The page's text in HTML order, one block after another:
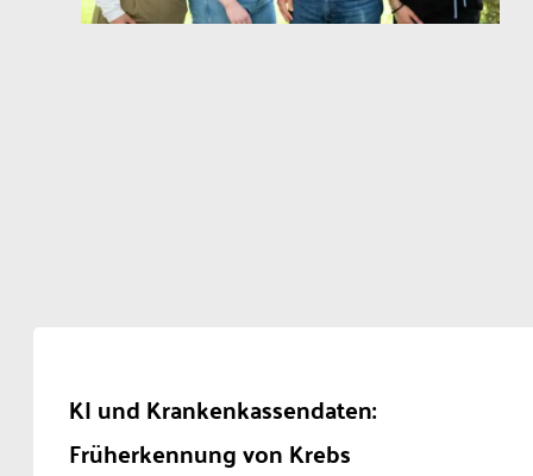
KI und Krankenkassendaten:
Früherkennung von Krebs